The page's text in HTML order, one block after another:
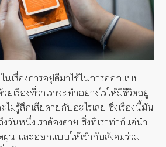
เรื่องการอยู่ดีมาใช้ในการออกแบบ
เรื่องที่ว่าเราจะทำอย่างไรให้มีชีวิตอยู่
ไม่รู้สึกเสียดายกับอะไรเลย ซึ่งเรื่องนี้มัน
วันหนึ่งเราต้องตาย สิ่งที่เราทำก็แค่นำ
ฝุ่น และออกแบบให้เข้ากับสังคมร่วม